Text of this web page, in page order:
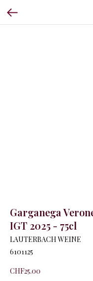
Garganega
IGT 2025 - 75cl
LAUTERBACH WEINE
6101125
CHF25.00